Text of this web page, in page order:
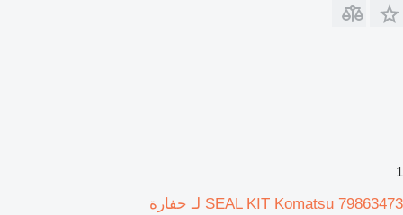
1
SEAL KIT Komatsu 79863473 لـ حفارة